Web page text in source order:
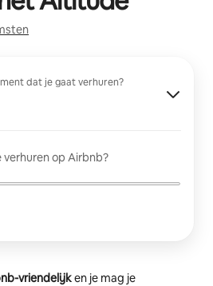
dat je gaat verhuren?
verhuren op Airbnb?
vriendelijken je mag je